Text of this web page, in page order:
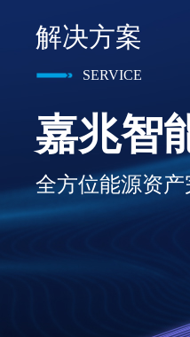
解决方案
SERVICE
嘉兆智
全方位能源资